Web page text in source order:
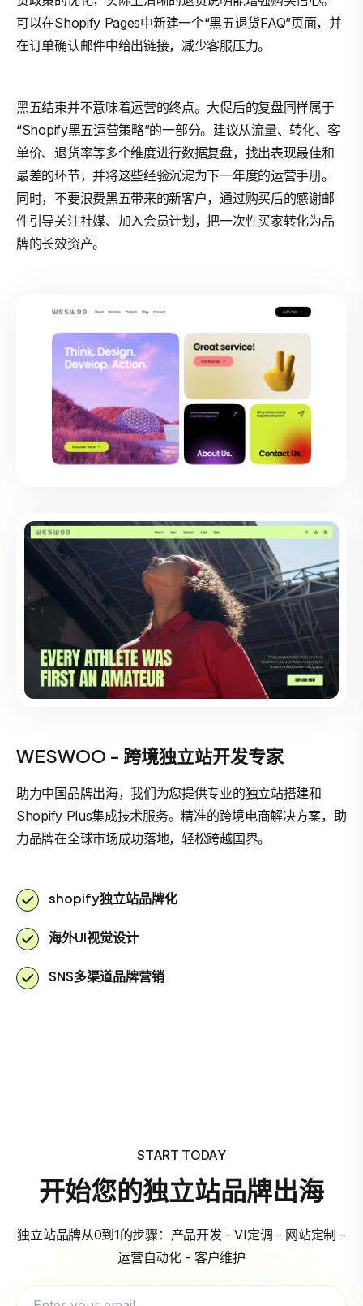
可以在Shopify Pages中新建一个“黑五退货FAQ”页面，并
在订单确认邮件中给出链接，减少客服压力。
黑五结束并不意味着运营的终点。大促后的复盘同样属于
“Shopify黑五运营策略”的一部分。建议从流量、转化、客
单价、退货率等多个维度进行数据复盘，找出表现最佳和
最差的环节，并将这些经验沉淀为下一年度的运营手册。
同时，不要浪费黑五带来的新客户，通过购买后的感谢邮
件引导关注社媒、加入会员计划，把一次性买家转化为品
牌的长效资产。
WESWOO - 跨境独立站开发专家
助力中国品牌出海，我们为您提供专业的独立站搭建和
Shopify Plus集成技术服务。精准的跨境电商解决方案，助
力品牌在全球市场成功落地，轻松跨越国界。
shopify独立站品牌化
海外UI视觉设计
SNS多渠道品牌营销
START TODAY
开始您的独立站品牌出海
独立站品牌从0到1的步骤：产品开发 - VI定调 - 网站定制 -
运营自动化 - 客户维护